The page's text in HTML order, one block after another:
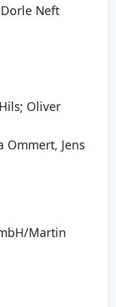
Neft
Oliver
Ommert, Jens
Martin